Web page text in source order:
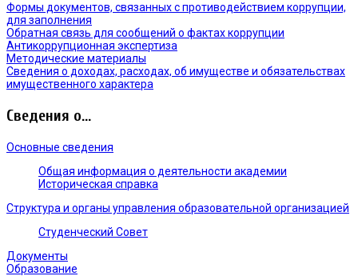
Формы документов, связанных с противодействием коррупции,
для заполнения
Обратная связь для сообщений о фактах коррупции
Антикоррупционная экспертиза
Методические материалы
Сведения о доходах, расходах, об имуществе и обязательствах
имущественного характера
Сведения о...
Основные сведения
Общая информация о деятельности академии
Историческая справка
Структура и органы управления образовательной организацией
Студенческий Совет
Документы
Образование